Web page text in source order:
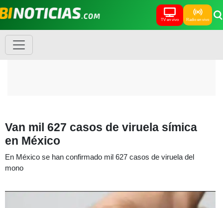
TV en vivo Radio en vivo
Van mil 627 casos de viruela símica
en México
En México se han confirmado mil 627 casos de viruela del
mono